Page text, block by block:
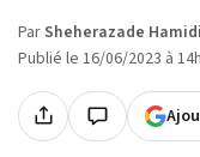
ParSheherazade Hamidi
Publié le 16/06/2023 à